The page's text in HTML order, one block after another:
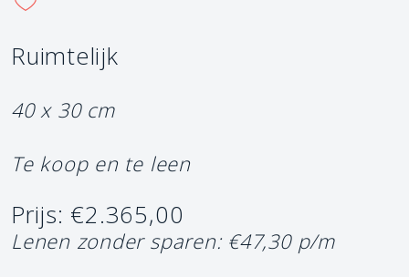
Ruimtelijk
40 x 30 cm
Te koop en te leen
Prijs: €2.365,00
Lenen zonder sparen: €47,30 p/m